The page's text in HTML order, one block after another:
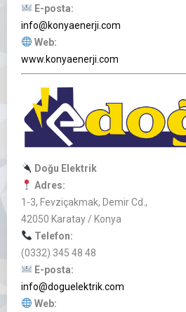
E-posta:
info@konyaenerji.com
Web:
www.konyaenerji.com
Doğu Elektrik
Adres:
1-3, Fevziçakmak, Demir Cd.,
42050 Karatay / Konya
Telefon:
(0332) 345 48 48
E-posta:
info@doguelektrik.com
Web: